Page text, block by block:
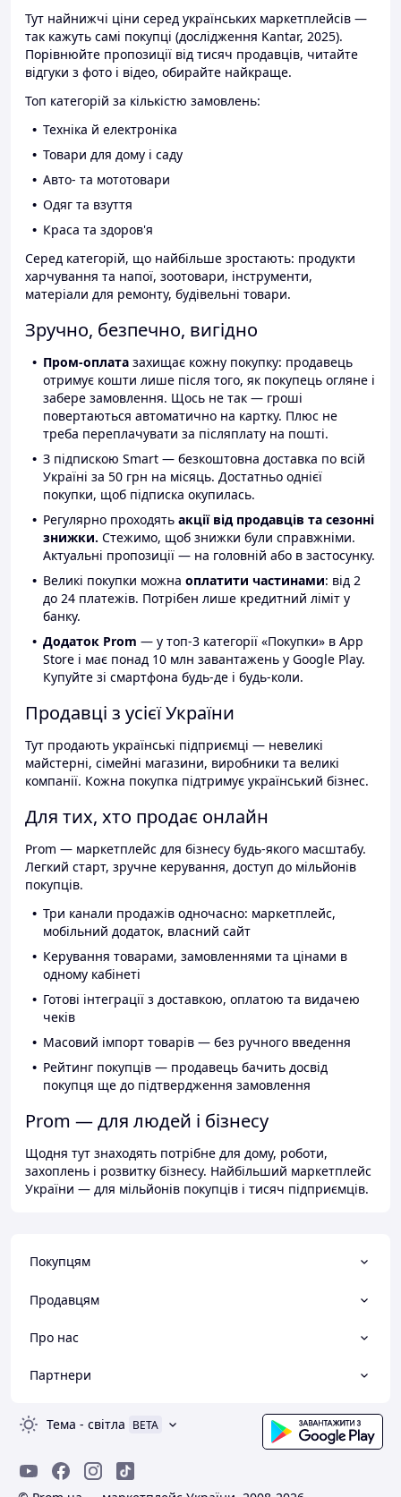
Тут найнижчі ціни серед українських маркетплейсів —
так кажуть самі покупці (дослідження Kantar, 2025).
Порівнюйте пропозиції від тисяч продавців, читайте
відгуки з фото і відео, обирайте найкраще.
Топ категорій за кількістю замовлень:
Техніка й електроніка
Товари для дому і саду
Авто- та мототовари
Одяг та взуття
Краса та здоров'я
Серед категорій, що найбільше зростають: продукти
харчування та напої, зоотовари, інструменти,
матеріали для ремонту, будівельні товари.
Зручно, безпечно, вигідно
Пром-оплата захищає кожну покупку: продавець
отримує кошти лише після того, як покупець огляне і
забере замовлення. Щось не так — гроші
повертаються автоматично на картку. Плюс не
треба переплачувати за післяплату на пошті.
З підпискою Smart — безкоштовна доставка по всій
Україні за 50 грн на місяць. Достатньо однієї
покупки, щоб підписка окупилась.
Регулярно проходять акції від продавців та сезонні
знижки. Стежимо, щоб знижки були справжніми.
Актуальні пропозиції — на головній або в застосунку.
Великі покупки можна оплатити частинами: від 2
до 24 платежів. Потрібен лише кредитний ліміт у
банку.
Додаток Prom — у топ-3 категорії «Покупки» в App
Store і має понад 10 млн завантажень у Google Play.
Купуйте зі смартфона будь-де і будь-коли.
Продавці з усієї України
Тут продають українські підприємці — невеликі
майстерні, сімейні магазини, виробники та великі
компанії. Кожна покупка підтримує український бізнес.
Для тих, хто продає онлайн
Prom — маркетплейс для бізнесу будь-якого масштабу.
Легкий старт, зручне керування, доступ до мільйонів
покупців.
Три канали продажів одночасно: маркетплейс,
мобільний додаток, власний сайт
Керування товарами, замовленнями та цінами в
одному кабінеті
Готові інтеграції з доставкою, оплатою та видачею
чеків
Масовий імпорт товарів — без ручного введення
Рейтинг покупців — продавець бачить досвід
покупця ще до підтвердження замовлення
Prom — для людей і бізнесу
Щодня тут знаходять потрібне для дому, роботи,
захоплень і розвитку бізнесу. Найбільший маркетплейс
України — для мільйонів покупців і тисяч підприємців.
Покупцям
Продавцям
Про нас
Партнери
Тема - світла BETA